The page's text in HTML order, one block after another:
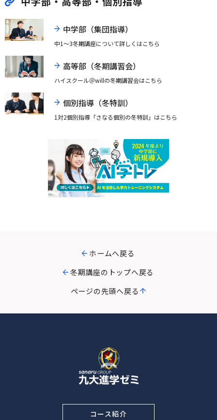
中学部（集団指導）
中1～3冬期講座について詳しくはこちら
高等部（冬期講習会）
ハイスクール＠willの冬期講習会はこちら
個別指導（冬特訓）
1対2個別指導「さなる個別の冬特訓」はこちら
冬期講座のトップへ戻る
ホームへ戻る
ページの先頭へ戻る
コース紹介